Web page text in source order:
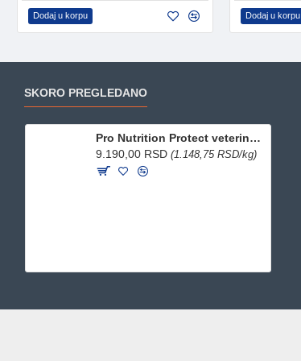
Dodaj u korpu Dodaj u korpu
SKORO PREGLEDANO
Pro Nutrition Protect veterinarska dijeta za mačke - Urinary 8kg
9.190,00 RSD(1.148,75 RSD/kg)